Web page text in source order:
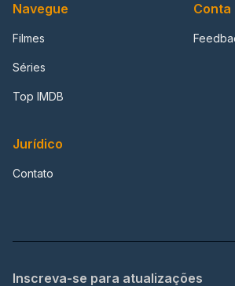
Navegue
Filmes
Séries
Top IMDB
Conta
Jurídico
Contato
Inscreva-se para atualizações